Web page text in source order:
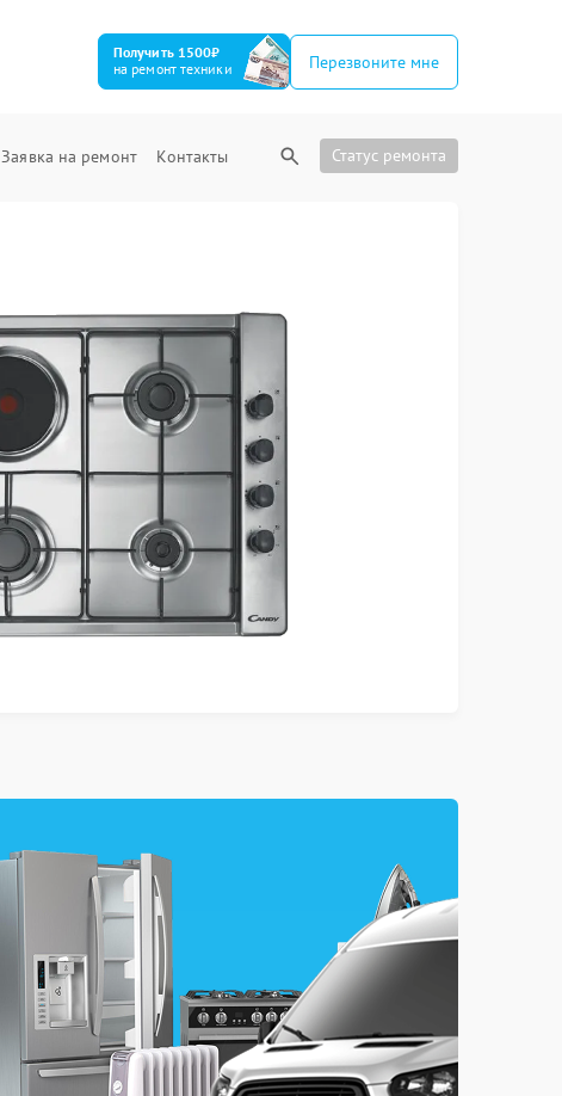
Получить 1500₽
на ремонт техники
Перезвоните мне
Заявка на ремонт Контакты Статус ремонта